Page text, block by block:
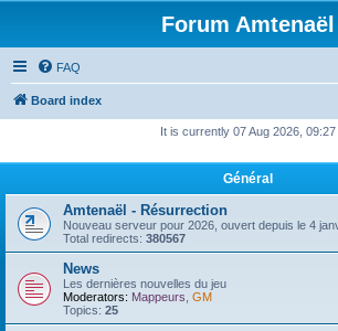
Forum Amtenaël
FAQ
Board index
It is currently 07 Aug 2026, 09:27
Général
Amtenaël - Résurrection
Nouveau serveur pour 2026, ouvert depuis le 4
Total redirects: 380567
News
Les dernières nouvelles du jeu
Moderators: Mappeurs GM
Topics: 25